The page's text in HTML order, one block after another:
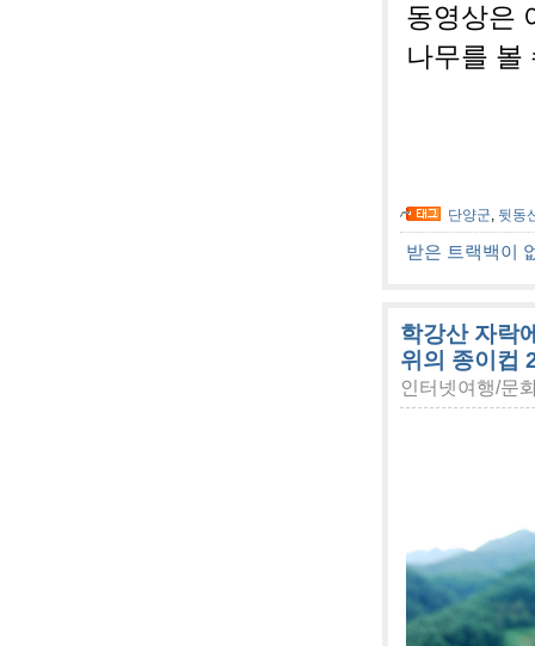
동영상은
나무를 볼
단양군, 뒷동
받은 트랙백이
학강산 자락
위의 종이컵
인터넷여행/문